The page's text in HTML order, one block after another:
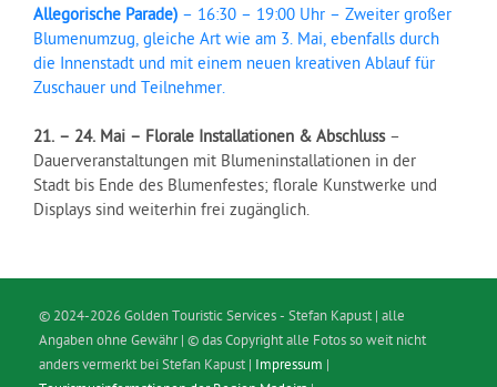
Allegorische Parade) – 16:30 – 19:00 Uhr – Zweiter großer
Blumenumzug, gleiche Art wie am 3. Mai, ebenfalls durch
die Innenstadt und mit einem neuen kreativen Ablauf für
Zuschauer und Teilnehmer.
21. – 24. Mai – Florale Installationen & Abschluss–
Dauerveranstaltungen mit Blumeninstallationen in der
Stadt bis Ende des Blumenfestes; florale Kunstwerke und
Displays sind weiterhin frei zugänglich.
© 2024-2026 Golden Touristic Services - Stefan Kapust | alle
Angaben ohne Gewähr | © das Copyright alle Fotos so weit nicht
anders vermerkt bei Stefan Kapust |
Impressum